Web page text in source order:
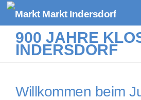
Zum Inhalt springen
900 JAHRE
INDERSDORF
Willkommen beim